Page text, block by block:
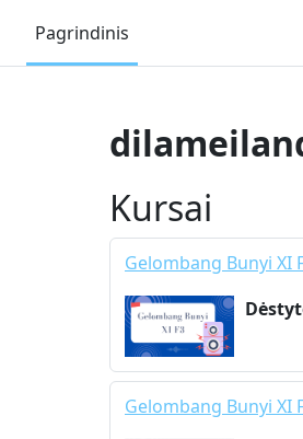
Pagrindinis
Kursai
Gelombang Bunyi XI
Gelombang Bunyi XI